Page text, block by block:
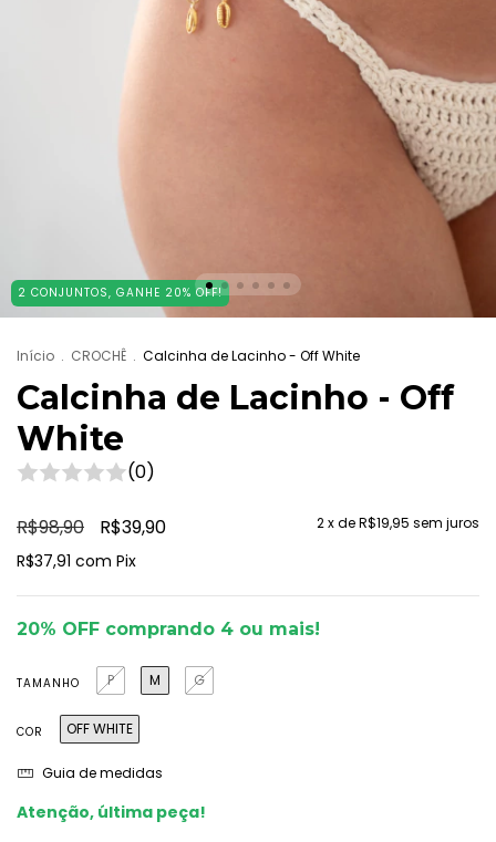
2 CONJUNTOS, GANHE 20% OFF!
Início . CROCHÊ . Calcinha de Lacinho - Off White
Calcinha de Lacinho - Off
White
(0)
R$98,90 R$39,90 2x deR$19,95 sem juros
R$37,91 com Pix
20% OFF comprando 4 ou mais!
TAMANHO P M G
COR OFF WHITE
Guia de medidas
Atenção, última peça!